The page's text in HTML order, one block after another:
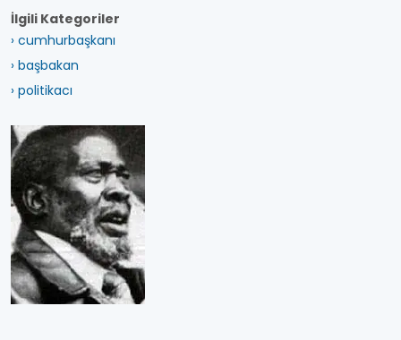
İlgili Kategoriler
› cumhurbaşkanı
› başbakan
› politikacı